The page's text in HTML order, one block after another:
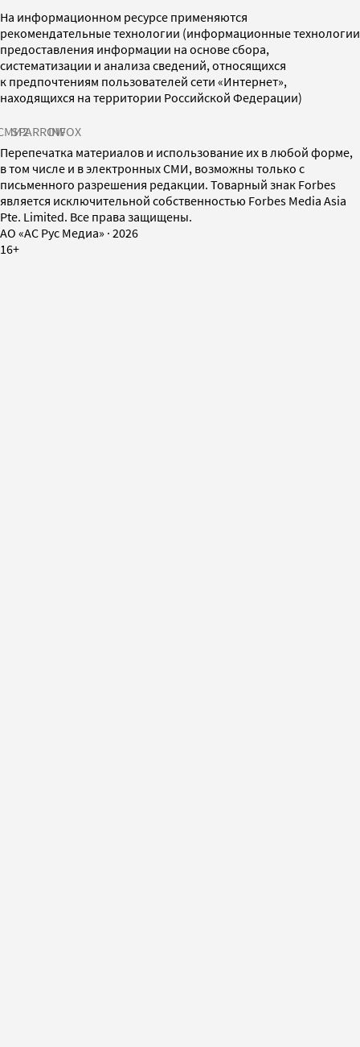
На информационном ресурсе применяются
рекомендательные технологии (информационные технологии
предоставления информации на основе сбора,
систематизации и анализа сведений, относящихся
к предпочтениям пользователей сети «Интернет»,
находящихся на территории Российской Федерации)
SPARROWINFOX
Перепечатка материалов и использование их в любой форме,
в том числе и в электронных СМИ, возможны только с
письменного разрешения редакции. Товарный знак Forbes
является исключительной собственностью Forbes Media Asia
Pte. Limited. Все права защищены.
AO «АС Рус Медиа» · 2026
16+